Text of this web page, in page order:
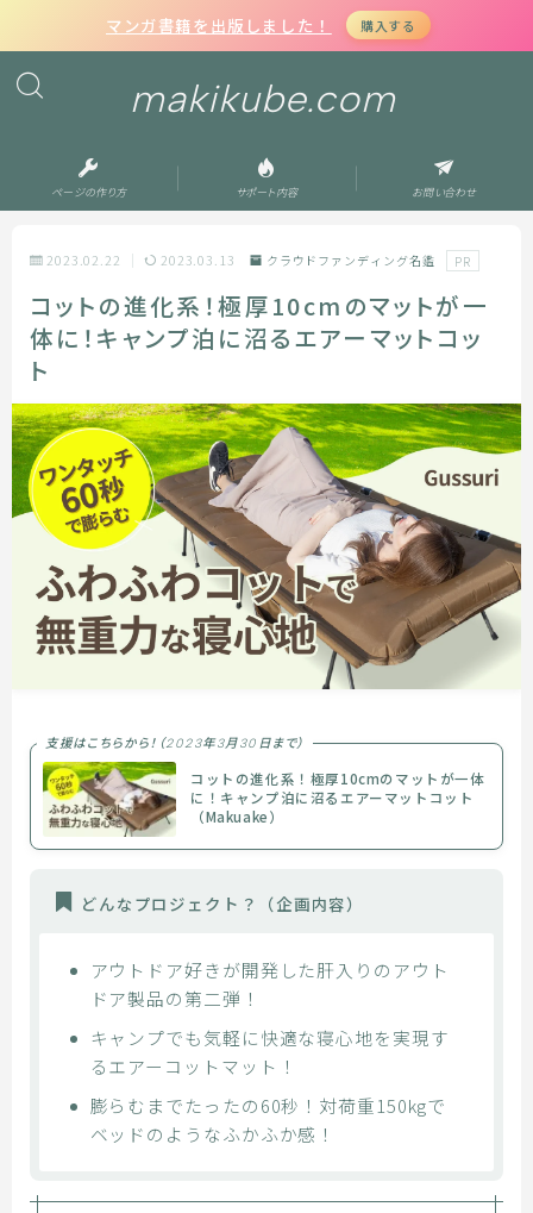
マンガ書籍を出版しました！ 購入する
makikube.com
ページの作り方 サポート内容 お問い合わせ
2023.02.22 2023.03.13 クラウドファンディング名鑑 PR
コットの進化系！極厚10cmのマットが一
体に！キャンプ泊に沼るエアーマットコッ
ト
支援はこちらから！（2023年3月30日まで）
コットの進化系！極厚10cmのマットが一体
に！キャンプ泊に沼るエアーマットコット
（Makuake）
どんなプロジェクト？ （企画内容）
アウトドア好きが開発した肝入りのアウト
ドア製品の第二弾！
キャンプでも気軽に快適な寝心地を実現す
るエアーコットマット！
膨らむまでたったの60秒！対荷重150kgで
ベッドのようなふかふか感！